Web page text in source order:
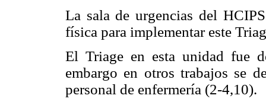
La sala de urgencias del
física para implementar este
El Triage en esta unidad fue
embargo en otros trabajos se
personal de enfermería (2-4,10).